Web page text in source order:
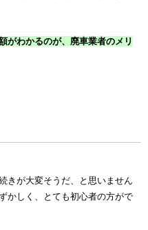
がわかるのが、廃車業者のメリ
きが大変そうだ、と思いません
かしく、とても初心者の方がで